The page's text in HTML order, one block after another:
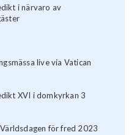
i närvaro av
live via Vatican
XVI i domkyrkan 3
för fred 2023